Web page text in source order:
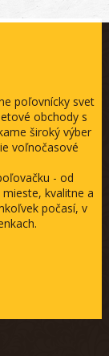
poľovnícky svet
obchody s
široký výber
voľnočasové
- od
kvalitne a
počasí, v